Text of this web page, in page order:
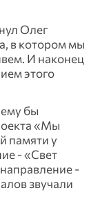
Олег
в котором мы
И наконец
этого
бы
«Мы
памяти у
- «Свет
-
звучали